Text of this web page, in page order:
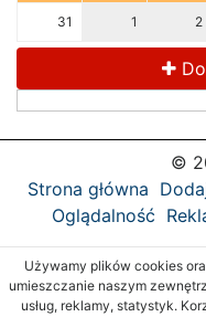
31 1 2
©
Strona główna
Oglądalność
Używamy plików cookies
umieszczanie naszym
usług, reklamy, statystyk.